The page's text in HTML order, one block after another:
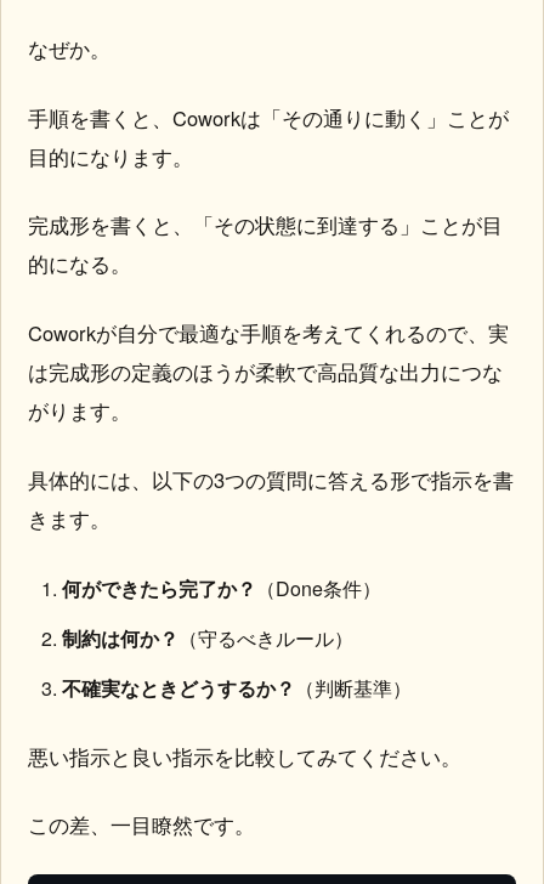
なぜか。
手順を書くと、Coworkは「その通りに動く」ことが
目的になります。
完成形を書くと、「その状態に到達する」ことが目
的になる。
Coworkが自分で最適な手順を考えてくれるので、実
は完成形の定義のほうが柔軟で高品質な出力につな
がります。
具体的には、以下の3つの質問に答える形で指示を書
きます。
何ができたら完了か？ （Done条件）
制約は何か？ （守るべきルール）
不確実なときどうするか？ （判断基準）
悪い指示と良い指示を比較してみてください。
この差、一目瞭然です。